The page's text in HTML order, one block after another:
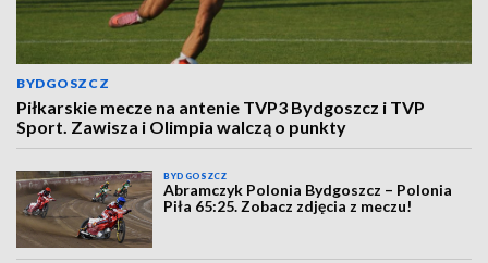
BYDGOSZCZ
Piłkarskie mecze na antenie TVP3 Bydgoszcz i TVP
Sport. Zawisza i Olimpia walczą o punkty
BYDGOSZCZ
Abramczyk Polonia Bydgoszcz – Polonia
Piła 65:25. Zobacz zdjęcia z meczu!